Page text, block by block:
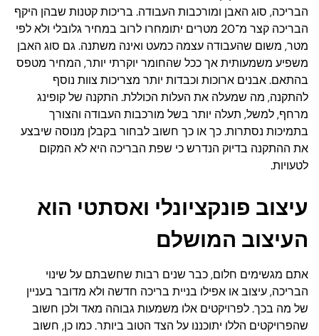
הבריכה, סוג האבן ומורכבות העבודה. בריכות קטנות שבהן היקף
הבריכה קצר מ־20 מטרים יתומחרו לרוב במחיר גלובלי ולא לפי
מטר, משום שהעבודה עצמה כמעט ואינה משתנה. גם סוג האבן
משפיע משמעותית אך ככל שהחומר יוקרתי יותר, המחיר מטפס
בהתאם. אבנים ארוכות וכבדות יותר מצריכות צוות נוסף
להתקנה, מה שמעלה את העלות הכוללת. התקנה של קופינג
מרחף, למשל, תעלה יותר בשל מורכבות העבודה והצורך
בתמיכות נסתרות. כך או כך חשוב לבחור בקבלן מנוסה שיבצע
את ההתקנה בדיוק הנדרש כי שפת הבריכה היא לא המקום
לטעויות.
עיצוב פונקציונלי ואסתטי הוא
העיצוב המושלם
אתם מגשימים חלום, כבר שנים רבות שחשבתם על שינוי
הבריכה, עיצוב או אפילו בניית בריכה חדשה ולא מדובר בעניין
של מה בכך. לפרויקטים אלו משמעות גבוהה מאד ולכן חשוב
שהפרויקטים הללו יתוכננו על הצד הטוב ביותר. כמו כן, חשוב